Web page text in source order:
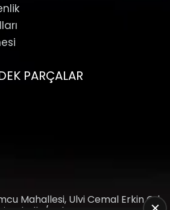
PARÇALAR
Mahallesi, Ulvi Cemal Erkin Cd.